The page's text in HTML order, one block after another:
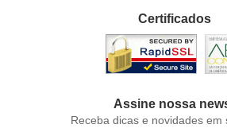
Certificados
Assine nossa
Receba dicas e novidades em